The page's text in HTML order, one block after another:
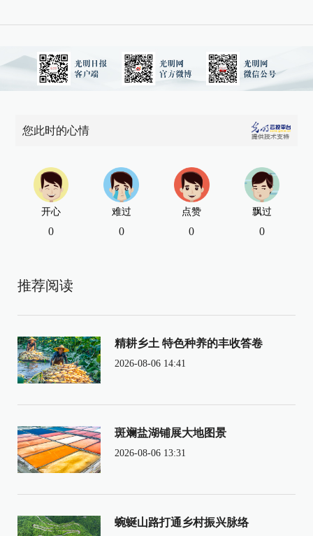
您此时的心情
开心
0
难过
0
点赞
0
飘过
0
推荐阅读
精耕乡土 特色种养的丰收答卷
2026-08-06 14:41
斑斓盐湖铺展大地图景
2026-08-06 13:31
蜿蜒山路打通乡村振兴脉络